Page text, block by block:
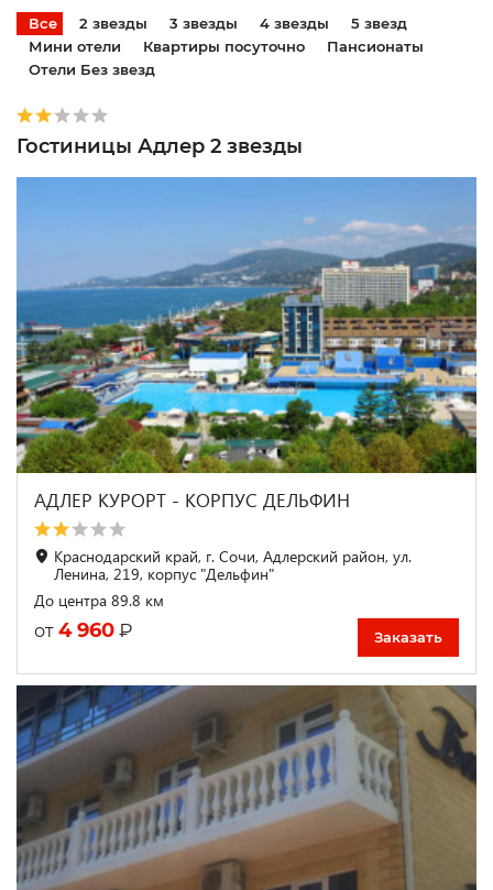
Все 2 звезды 3 звезды 4 звезды
5 звезд
Мини отели
Квартиры посуточно
Пансионаты
Отели Без звезд
Гостиницы Адлер 2 звезды
АДЛЕР КУРОРТ - КОРПУС ДЕЛЬФИН
Краснодарский край, г. Сочи, Адлерский район, ул.
Ленина, 219, корпус "Дельфин"
До центра 89.8 км
от 4 960 ₽ Заказать